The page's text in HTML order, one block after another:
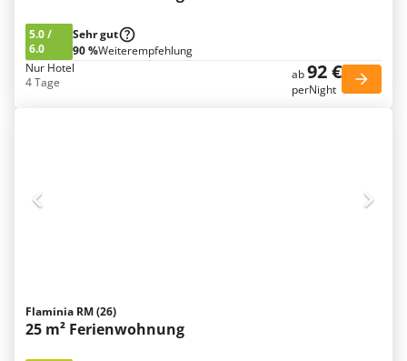
5.0/
6.0
Sehr gut
90 %Weiterempfehlung
Nur Hotel
4 Tage
ab92 €
perNight
Flaminia RM (26)
25 m² Ferienwohnung